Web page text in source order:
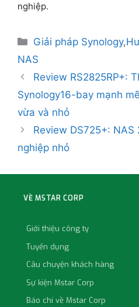
nghiệp.
Giải pháp Synology,
NAS
Review RS2825RP+:
Synology16-bay mạnh
vừa và nhỏ
Review DS725+:
nghiệp nhỏ
VỀ MSTAR CORP
Giới thiệu công ty
Tuyển dụng
Câu chuyện khách hàng
Sự kiện Mstar Corp
Báo chí về Mstar Corp